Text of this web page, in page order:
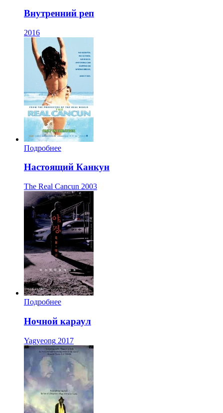
Внутренний реп
2016
Подробнее
Настоящий Канкун
The Real Cancun 2003
Подробнее
Ночной караул
Yagyeong 2017